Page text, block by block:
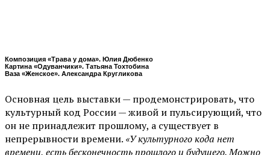
Композиция «Трава у дома». Юлия Дюбенко
Картина «Одуванчики». Татьяна Тохтобина
Ваза «Женское». Александра Кругликова
Основная цель выставки — продемонстрировать, что
культурный код России — живой и пульсирующий, что
он не принадлежит прошлому, а существует в
непрерывности времени. «У культурного кода нет
времени, есть бесконечность прошлого и будущего. Можно